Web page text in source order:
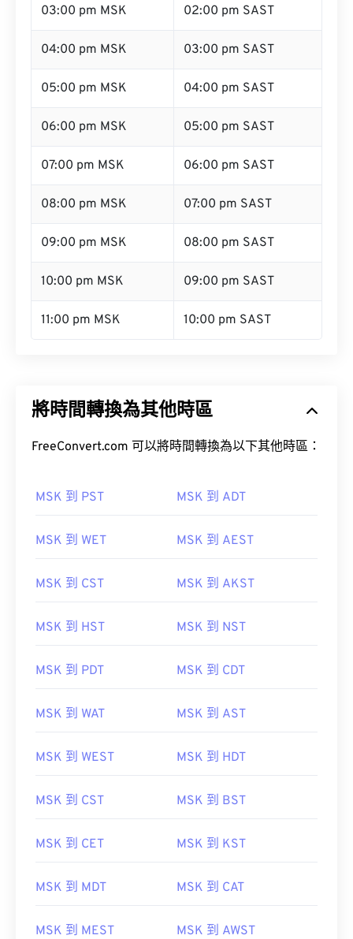
03:00 pm MSK 02:00 pm SAST
04:00 pm MSK 03:00 pm SAST
05:00 pm MSK 04:00 pm SAST
06:00 pm MSK 05:00 pm SAST
07:00 pm MSK 06:00 pm SAST
08:00 pm MSK 07:00 pm SAST
09:00 pm MSK 08:00 pm SAST
10:00 pm MSK 09:00 pm SAST
11:00 pm MSK 10:00 pm SAST
將時間轉換為其他時區
FreeConvert.com 可以將時間轉換為以下其他時區：
MSK 到 PST MSK 到 ADT
MSK 到 WET MSK 到 AEST
MSK 到 CST MSK 到 AKST
MSK 到 HST MSK 到 NST
MSK 到 PDT MSK 到 CDT
MSK 到 WAT MSK 到 AST
MSK 到 WEST MSK 到 HDT
MSK 到 CST MSK 到 BST
MSK 到 CET MSK 到 KST
MSK 到 MDT MSK 到 CAT
MSK 到 MEST MSK 到 AWST